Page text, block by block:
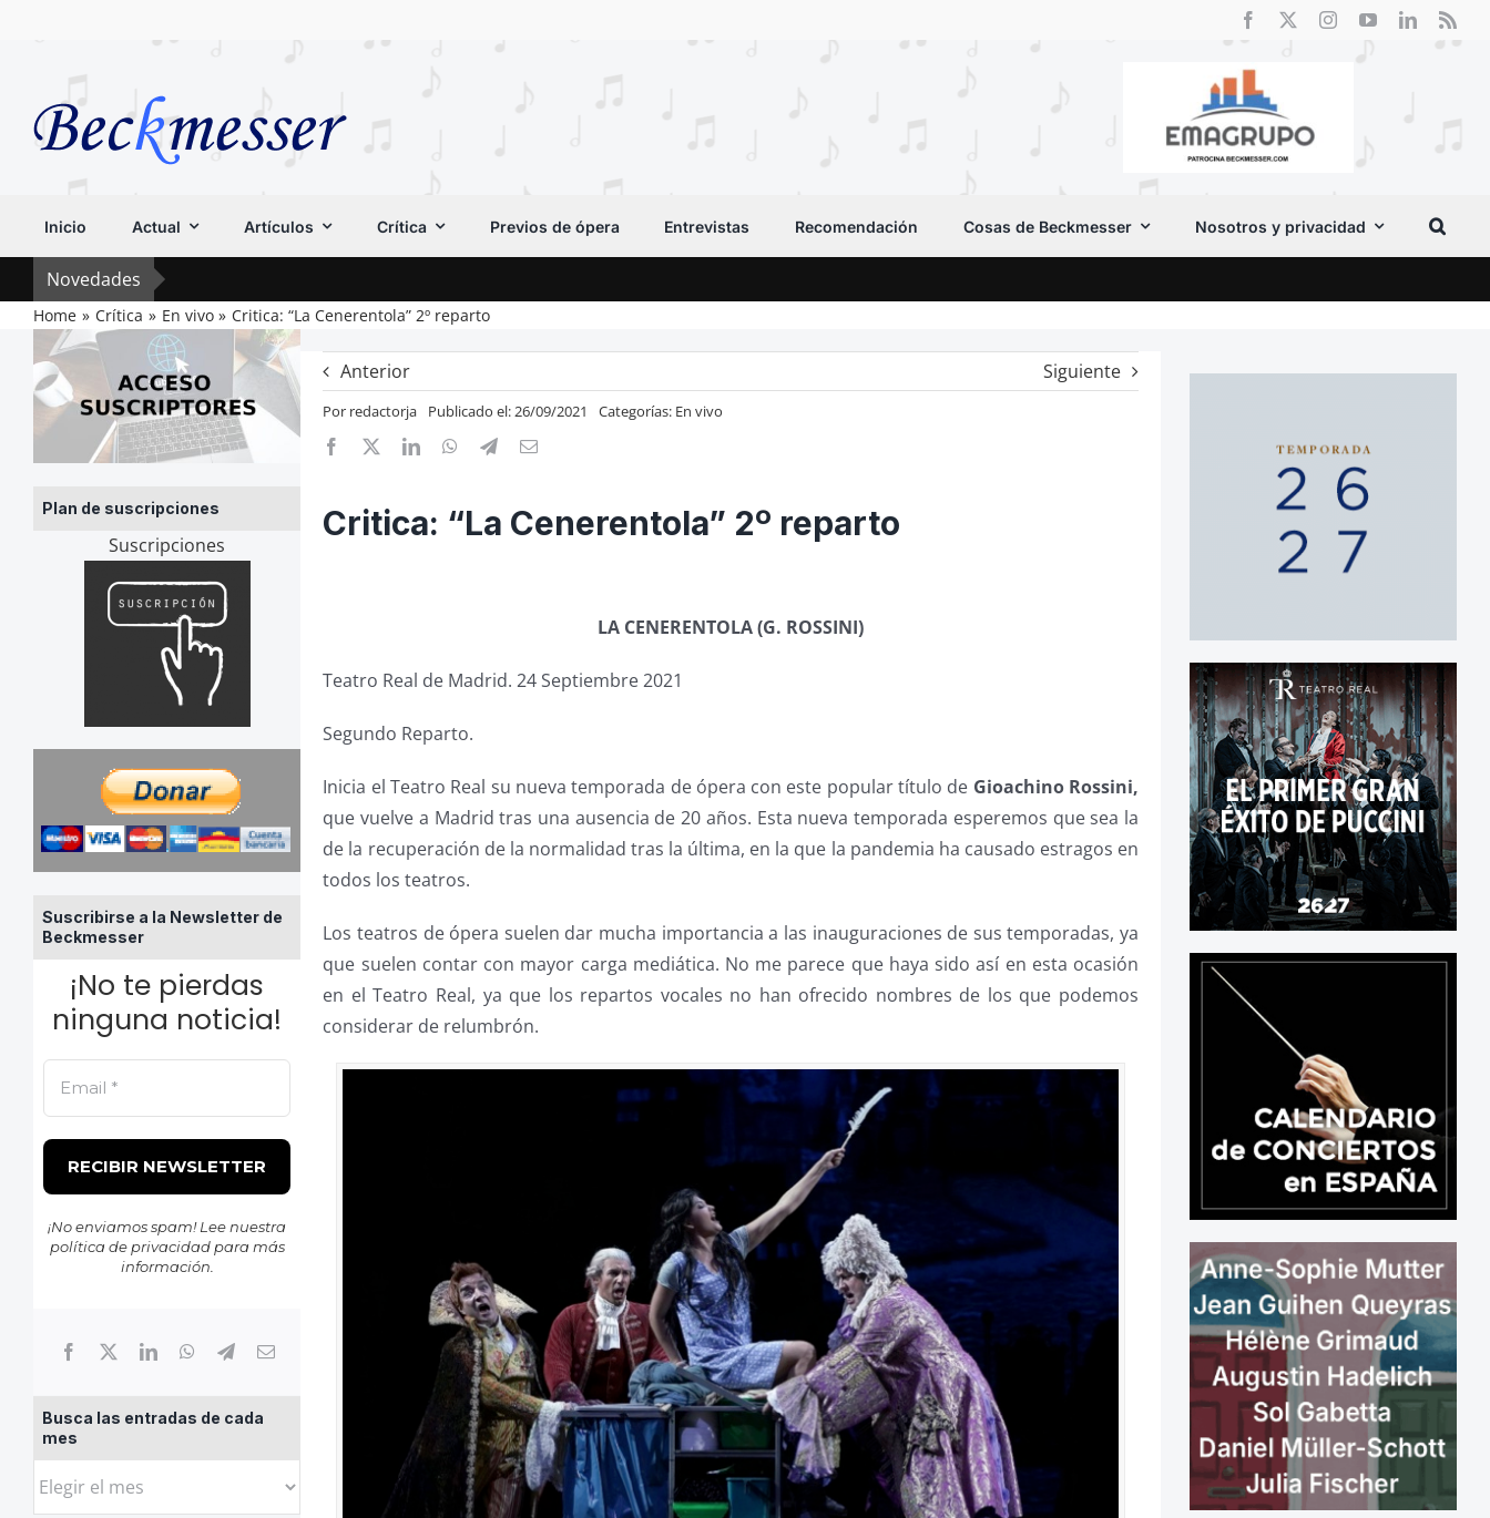
Inicio Actual Artículos Crítica Previos de ópera Entrevistas Recomendación Cosas de Beckmesser Nosotros y privacidad
Novedades
Home Crítica En vivo Critica: “La Cenerentola” 2º reparto
Plan de suscripciones
Suscripciones
Suscribirse a la Newsletter de
Beckmesser
¡No te pierdas
ninguna noticia!
¡No enviamos spam! Lee nuestra
política de privacidadpara más
información.
Busca las entradas de cada
mes
Busca
Anterior Siguiente
Por redactorja Publicado el: 26/09/2021 Categorías: En vivo
Critica: “La Cenerentola” 2º reparto
LA CENERENTOLA (G. ROSSINI)
Teatro Real de Madrid. 24 Septiembre 2021
Segundo Reparto.
Inicia el Teatro Real su nueva temporada de ópera con este popular título de Gioachino Rossini,
que vuelve a Madrid tras una ausencia de 20 años. Esta nueva temporada esperemos que sea la
de la recuperación de la normalidad tras la última, en la que la pandemia ha causado estragos en
todos los teatros.
Los teatros de ópera suelen dar mucha importancia a las inauguraciones de sus temporadas, ya
que suelen contar con mayor carga mediática. No me parece que haya sido así en esta ocasión
en el Teatro Real, ya que los repartos vocales no han ofrecido nombres de los que podemos
considerar de relumbrón.